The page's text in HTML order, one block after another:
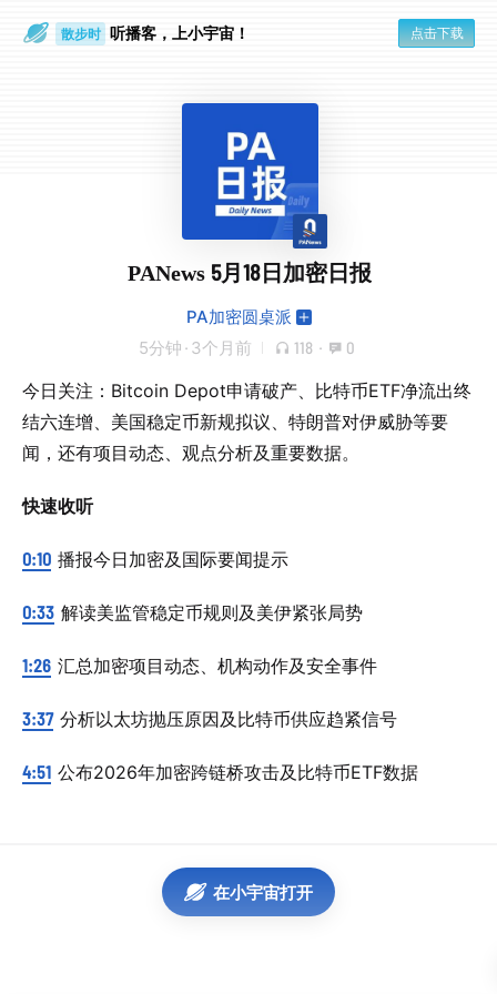
散步时 听播客，上小宇宙！ 点击下载
PANews 5月18日加密日报
PA加密圆桌派
5分钟 · 3个月前 118 · 0
今日关注：Bitcoin Depot申请破产、比特币ETF净流出终
结六连增、美国稳定币新规拟议、特朗普对伊威胁等要
闻，还有项目动态、观点分析及重要数据。
快速收听
0:10 播报今日加密及国际要闻提示
0:33 解读美监管稳定币规则及美伊紧张局势
1:26 汇总加密项目动态、机构动作及安全事件
3:37 分析以太坊抛压原因及比特币供应趋紧信号
4:51 公布2026年加密跨链桥攻击及比特币ETF数据
在小宇宙打开